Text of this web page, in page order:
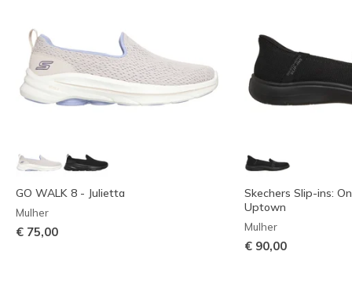
GO WALK 8 - Julietta
Mulher
€ 75,00
Skechers Slip-ins:
Uptown
Mulher
€ 90,00